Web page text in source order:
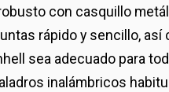
con casquillo
rápido y sencillo,
sea adecuado para
inalámbricos